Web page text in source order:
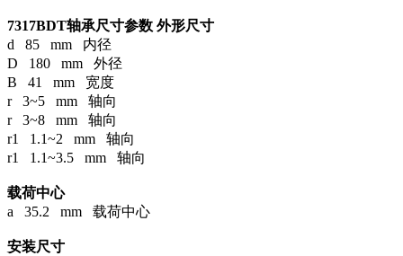
7317BDT轴承尺寸参数 外形尺寸
d 85 mm 内径
D 180 mm 外径
B 41 mm 宽度
r 3~5 mm 轴向
r 3~8 mm 轴向
r1 1.1~2 mm 轴向
r1 1.1~3.5 mm 轴向
载荷中心
a 35.2 mm 载荷中心
安装尺寸